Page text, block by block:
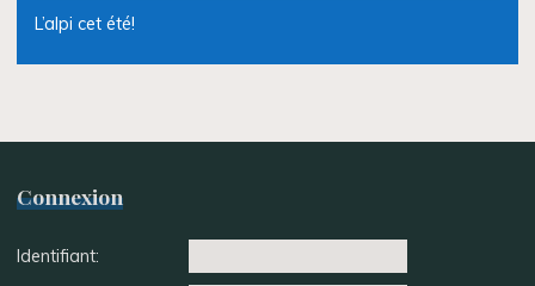
L’alpi cet été!
Connexion
Identifiant: